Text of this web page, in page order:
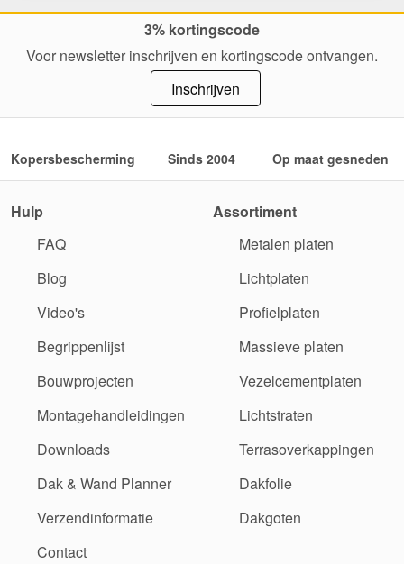
3% kortingscode
Voor newsletter inschrijven en kortingscode ontvangen.
Inschrijven
Kopersbescherming Sinds 2004 Op maat gesneden
Hulp
FAQ
Blog
Video's
Begrippenlijst
Bouwprojecten
Montagehandleidingen
Downloads
Dak & Wand Planner
Verzendinformatie
Contact
Assortiment
Metalen platen
Lichtplaten
Profielplaten
Massieve platen
Vezelcementplaten
Lichtstraten
Terrasoverkappingen
Dakfolie
Dakgoten